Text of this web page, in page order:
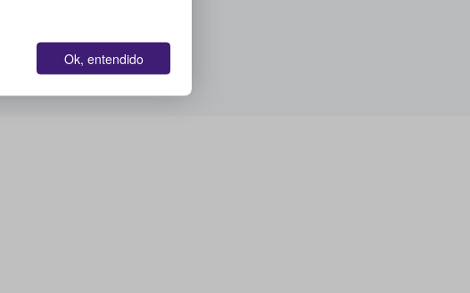
Ok, entendido